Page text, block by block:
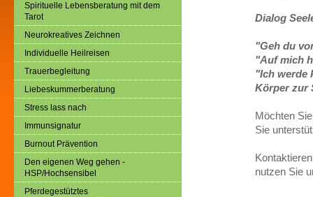
Dialog
"Geh du
"Auf mich
"Ich werde
Körper zur
Möchten
Sie
nutzen Sie
Spirituelle Lebensberatung mit dem
Tarot
Neurokreatives Zeichnen
Individuelle Heilreisen
Trauerbegleitung
Liebeskummerberatung
Stress lass nach
Immunsignatur
Burnout Prävention
Den eigenen Weg gehen -
HSP/Hochsensibel
Pferdegestütztes